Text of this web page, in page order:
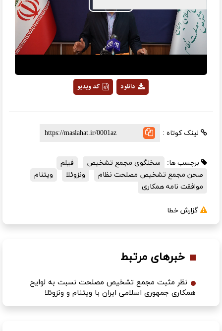
Play
Video
دانلود کد ویدیو
لینک کوتاه :
برچسب ها: سخنگوی مجمع تشخیص
فیلم
صحن مجمع تشخیص مصلحت نظام
ونزوئلا
ویتنام
موافقت نامه همکاری
گزارش خطا
خبرهای مرتبط
نظر مثبت مجمع تشخیص مصلحت نسبت به لوایح
همکاری جمهوری اسلامی ایران با ویتنام و ونزوئلا